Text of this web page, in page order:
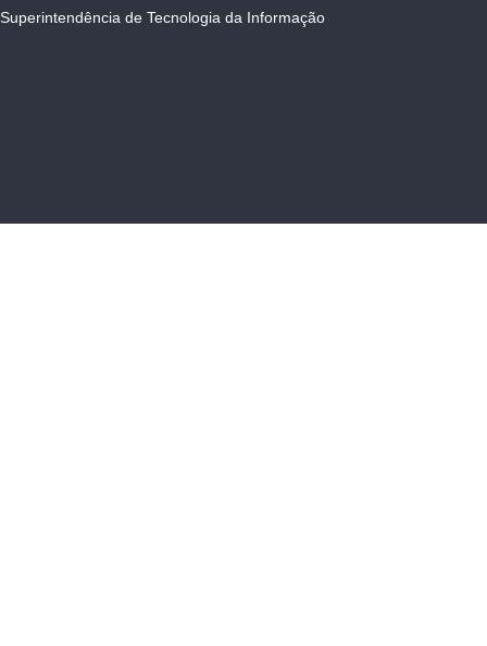
Superintendência de Tecnologia da Informação